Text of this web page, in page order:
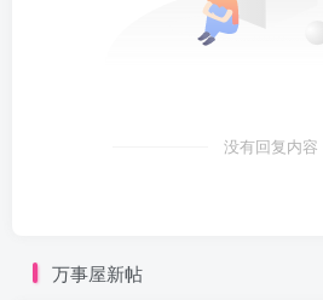
没有回复内容
万事屋新帖